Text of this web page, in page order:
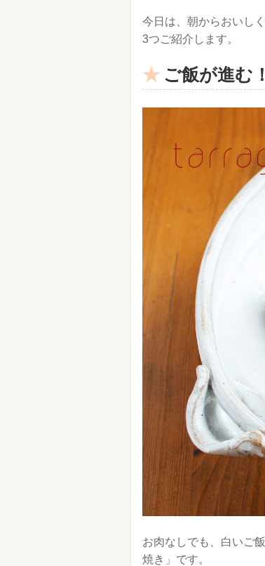
今日は、朝からおいし
3つご紹介します。
ご飯が進む
お肉なしでも、白いご
焼き」です。